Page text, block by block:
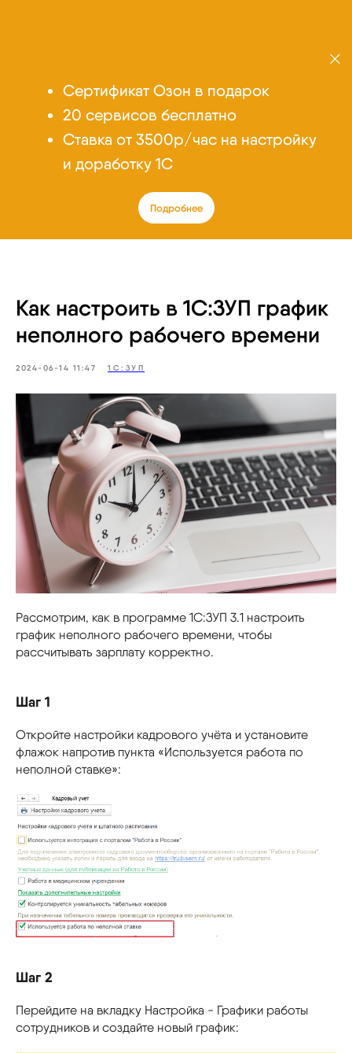
Сертификат Озон в подарок
20 сервисов бесплатно
Cтавка от 3500р/час на настройку
и доработку 1С
Подробнее
Как настроить в 1С:ЗУП график
неполного рабочего времени
2024-06-14 11:47 1С:ЗУП
Рассмотрим, как в программе 1С:ЗУП 3.1 настроить
график неполного рабочего времени, чтобы
рассчитывать зарплату корректно.
Шаг 1
Откройте настройки кадрового учёта и установите
флажок напротив пункта «Используется работа по
неполной ставке»:
Шаг 2
Перейдите на вкладку Настройка - Графики работы
сотрудников и создайте новый график: